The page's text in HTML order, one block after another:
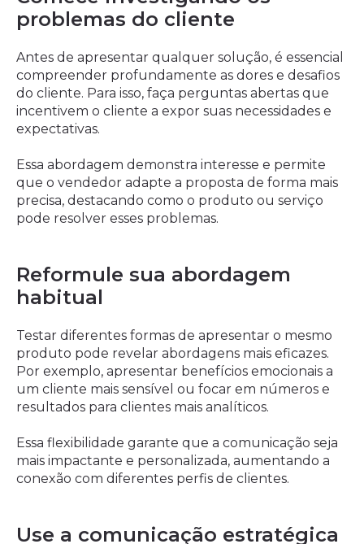
problemas do cliente
Antes de apresentar qualquer solução, é essencial
compreender profundamente as dores e desafios
do cliente. Para isso, faça perguntas abertas que
incentivem o cliente a expor suas necessidades e
expectativas.
Essa abordagem demonstra interesse e permite
que o vendedor adapte a proposta de forma mais
precisa, destacando como o produto ou serviço
pode resolver esses problemas.
Reformule sua abordagem
habitual
Testar diferentes formas de apresentar o mesmo
produto pode revelar abordagens mais eficazes.
Por exemplo, apresentar benefícios emocionais a
um cliente mais sensível ou focar em números e
resultados para clientes mais analíticos.
Essa flexibilidade garante que a comunicação seja
mais impactante e personalizada, aumentando a
conexão com diferentes perfis de clientes.
Use a comunicação estratégica